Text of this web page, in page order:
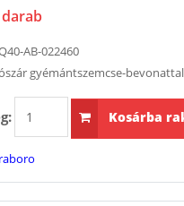
AB-022460
gyémántszemcse-
Kosárba